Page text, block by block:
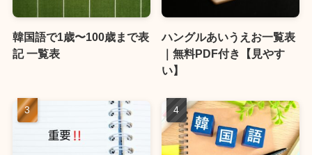
韓国語で1歳〜100歳まで表
記 一覧表
ハングルあいうえお一覧表
｜無料PDF付き【見やす
い】